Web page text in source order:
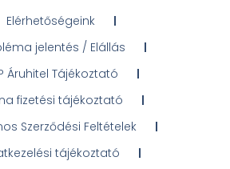
Elérhetőségeink
jelentés / Elállás
Áruhitel Tájékoztató
fizetési tájékoztató
Szerződési Feltételek
tájékoztató